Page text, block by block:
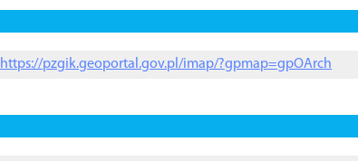
https://pzgik.geoportal.gov.pl/imap/?gpmap=gpOArch